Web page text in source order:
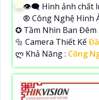
👁️‍🗨 Hình ảnh chất
®️ Công Nghệ Hình
✪ Tầm Nhìn Ban Đêm :
🔩 Camera Thiết Kế
️ლ Khả Năng : Công